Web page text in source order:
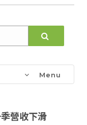
Menu
營收下滑